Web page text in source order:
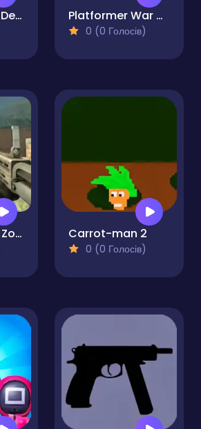
Cyber Soldier Destroyer Mech Platformer War Day
0 (0 Голосів)
Special Strike Zombies Carrot-man 2
0 (0 Голосів)